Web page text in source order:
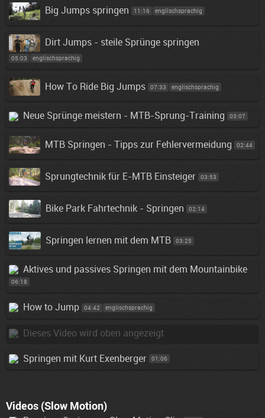
Big Jumps springen 11:16 englischsprachig
Dirt Jumps - steile Sprünge springen
05:03 englischsprachig
How To Ride Big Jumps 07:33 englischsprachig
Neue Sprünge meistern - MTB-Sprung-Training 03:07
MTB Springen - Tipps zur Fehlervermeidung 02:44
Sprungtechnik für E-MTB Einsteiger 03:53
Bike Park Fahrtechnik - Springen 02:14
Springen lernen mit dem MTB 03:25
Aktives und passives Springen mit dem Mountainbike
06:18
How to Jump 04:42 englischsprachig
Dieses Video wird oben angezeigt
Springen mit Kurt Exenberger 01:06
Videos (Slow Motion)